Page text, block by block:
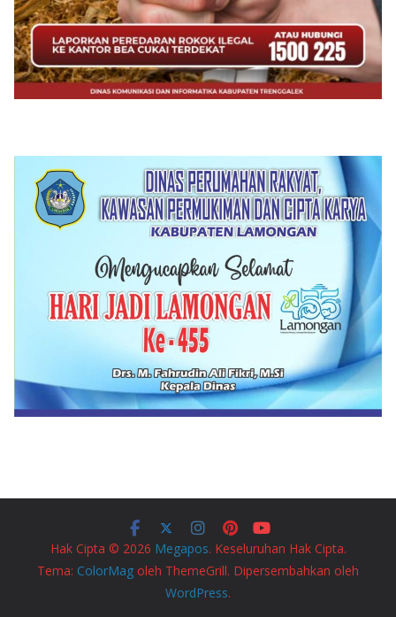
Hak Cipta © 2026 Megapos. Keseluruhan Hak Cipta.
Tema: ColorMag oleh ThemeGrill. Dipersembahkan oleh
WordPress.